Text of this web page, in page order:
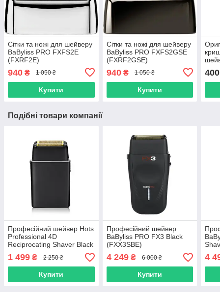
Сітки та ножі для шейверу
BaByliss PRO FXFS2E
(FXRF2E)
940 ₴ 1 050 ₴
Купити
Сітки та ножі для шейверу
BaByliss PRO FXFS2GSE
(FXRF2GSE)
940₴ 1 050 ₴
Купити
400
Подібні товари компанії
Професійний шейвер Hots
Professional 4D
Reciprocating Shaver Black
(LK-2209-BLK)
1 499 ₴ 2 250 ₴
Купити
Професійний шейвер
BaByliss PRO FX3 Black
(FXX3SBE)
4 249₴ 6 000 ₴
Купити
4